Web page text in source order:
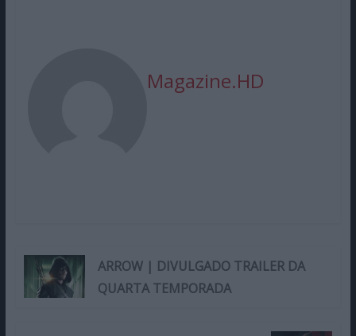
Magazine.HD
ARROW | DIVULGADO TRAILER DA
QUARTA TEMPORADA